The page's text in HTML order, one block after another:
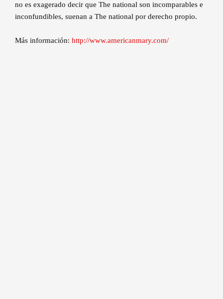
no es exagerado decir que The national son incomparables e
inconfundibles, suenan a The national por derecho propio.
Más información: http://www.americanmary.com/